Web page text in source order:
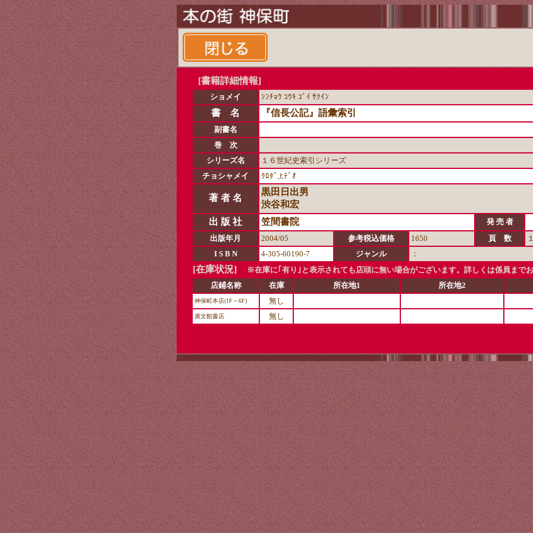
[書籍詳細情報]
ショメイ ｼﾝﾁｮｳ ｺｳｷ ｺﾞｲ ｻｸｲﾝ
書 名 『信長公記』語彙索引
副書名
巻 次
シリーズ名
１６世紀史索引シリーズ
チョシャメイ
ｸﾛﾀﾞ,ﾋﾃﾞｵ
著 者 名
黒田日出男
渋谷和宏
出 版 社
笠間書院
発 売 者
出版年月
2004/05 参考税込価格 1650 頁 数
I S B N
4-305-60190-7 ジャンル ：
[在庫状況]
※在庫に｢有り｣と表示されても店頭に無い場合がございます。詳しくは係員まで
店鋪名称
在庫 所在地1 所在地2
神保町本店(1F～6F) 無し
廣文館書店 無し